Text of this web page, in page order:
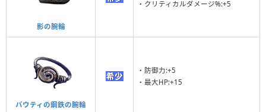
影の腕輪
・クリティカルダメージ%:+5
バウティの鋼鉄の腕輪
・防御力:+5
・最大HP:+15